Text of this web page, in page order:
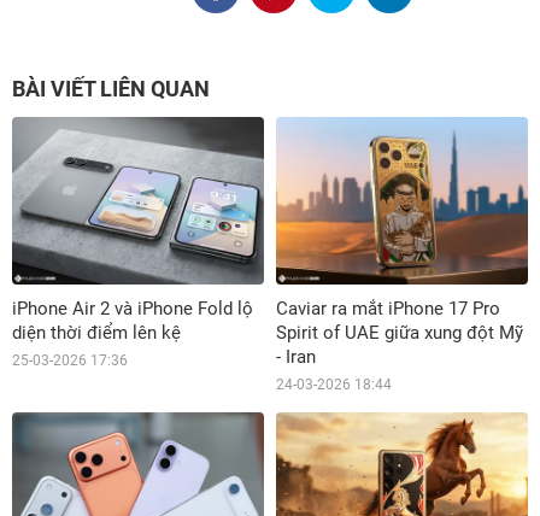
BÀI VIẾT LIÊN QUAN
iPhone Air 2 và iPhone Fold lộ
diện thời điểm lên kệ
25-03-2026 17:36
Caviar ra mắt iPhone 17 Pro
Spirit of UAE giữa xung đột Mỹ
- Iran
24-03-2026 18:44